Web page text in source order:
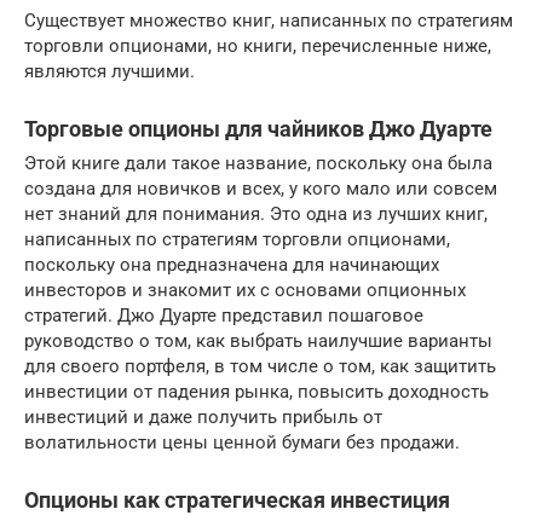
Существует множество книг, написанных по стратегиям
торговли опционами, но книги, перечисленные ниже,
являются лучшими.
Торговые опционы для чайников Джо Дуарте
Этой книге дали такое название, поскольку она была
создана для новичков и всех, у кого мало или совсем
нет знаний для понимания. Это одна из лучших книг,
написанных по стратегиям торговли опционами,
поскольку она предназначена для начинающих
инвесторов и знакомит их с основами опционных
стратегий. Джо Дуарте представил пошаговое
руководство о том, как выбрать наилучшие варианты
для своего портфеля, в том числе о том, как защитить
инвестиции от падения рынка, повысить доходность
инвестиций и даже получить прибыль от
волатильности цены ценной бумаги без продажи.
Опционы как стратегическая инвестиция